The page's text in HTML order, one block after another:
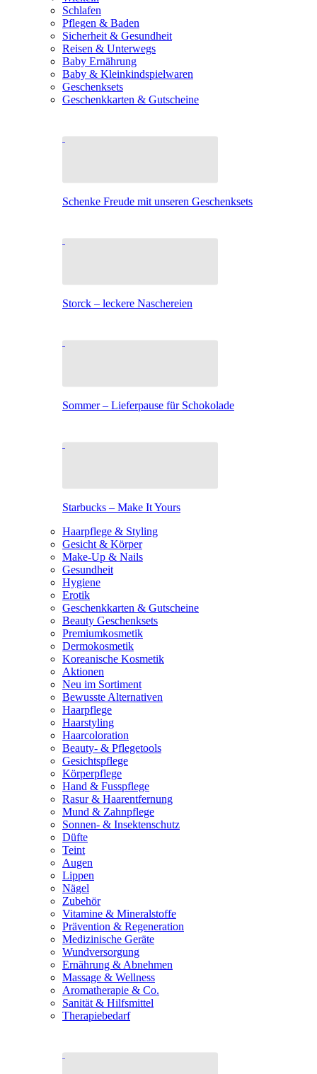
Schlafen
Pflegen & Baden
Sicherheit & Gesundheit
Reisen & Unterwegs
Baby Ernährung
Baby & Kleinkindspielwaren
Geschenksets
Geschenkkarten & Gutscheine
Schenke Freude mit unseren Geschenksets
Storck – leckere Naschereien
Sommer – Lieferpause für Schokolade
Starbucks – Make It Yours
Haarpflege & Styling
Gesicht & Körper
Make-Up & Nails
Gesundheit
Hygiene
Erotik
Geschenkkarten & Gutscheine
Beauty Geschenksets
Premiumkosmetik
Dermokosmetik
Koreanische Kosmetik
Aktionen
Neu im Sortiment
Bewusste Alternativen
Haarpflege
Haarstyling
Haarcoloration
Beauty- & Pflegetools
Gesichtspflege
Körperpflege
Hand & Fusspflege
Rasur & Haarentfernung
Mund & Zahnpflege
Sonnen- & Insektenschutz
Düfte
Teint
Augen
Lippen
Nägel
Zubehör
Vitamine & Mineralstoffe
Prävention & Regeneration
Medizinische Geräte
Wundversorgung
Ernährung & Abnehmen
Massage & Wellness
Aromatherapie & Co.
Sanität & Hilfsmittel
Therapiebedarf